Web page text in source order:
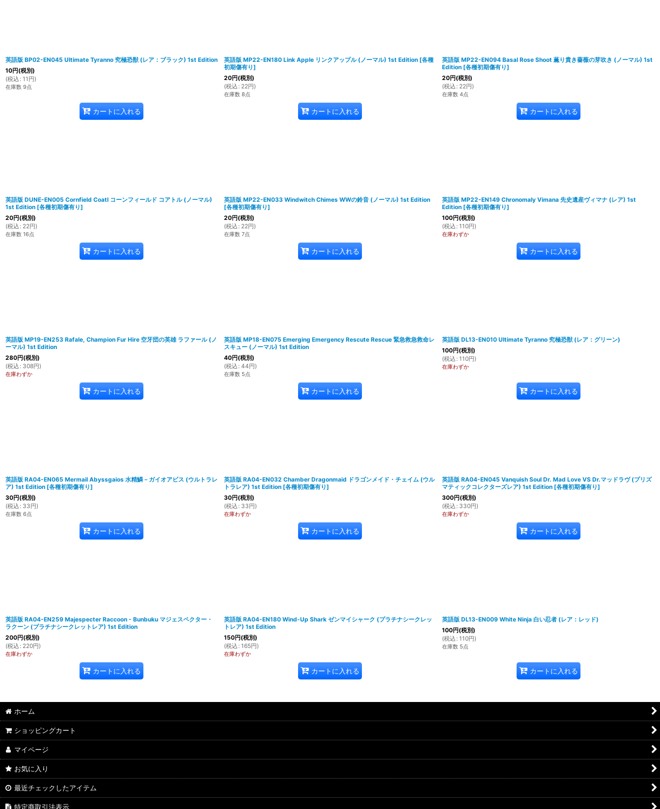
英語版 BP02-EN045 Ultimate Tyranno 究極恐獣 (レア：ブラック) 1st Edition
10円(税別)
(税込 : 11 円)
在庫数 9点
カートに入れる
英語版 MP22-EN180 Link Apple リンクアップル (ノーマル) 1st Edition [各種
初期傷有り]
20円(税別)
(税込 : 22円)
在庫数 8点
カートに入れる
英語版 MP22-EN094 Basal Rose Shoot 薫り貴き薔薇の芽吹き (ノーマル) 1st
Edition [各種初期傷有り]
20円(税別)
(税込 : 22円)
在庫数 4点
カートに入れる
英語版 DUNE-EN005 Cornfield Coatl コーンフィールド コアトル (ノーマル)
1st Edition [各種初期傷有り]
20円(税別)
(税込 : 22円)
在庫数 16点
カートに入れる
英語版 MP22-EN033 Windwitch Chimes WWの鈴音 (ノーマル) 1st Edition
[各種初期傷有り]
20円(税別)
(税込 : 22円)
在庫数 7点
カートに入れる
英語版 MP22-EN149 Chronomaly Vimana 先史遺産ヴィマナ (レア) 1st
Edition [各種初期傷有り]
100円(税別)
(税込 : 110円)
在庫わずか
カートに入れる
英語版 MP19-EN253 Rafale, Champion Fur Hire 空牙団の英雄 ラファール (ノ
ーマル) 1st Edition
280円(税別)
(税込 : 308円)
在庫わずか
カートに入れる
英語版 MP18-EN075 Emerging Emergency Rescute Rescue 緊急救急救命レ
スキュー (ノーマル) 1st Edition
40円(税別)
(税込 : 44円)
在庫数 5点
カートに入れる
英語版 DL13-EN010 Ultimate Tyranno 究極恐獣 (レア：グリーン)
100円(税別)
(税込 : 110円)
在庫わずか
カートに入れる
英語版 RA04-EN065 Mermail Abyssgaios 水精鱗－ガイオアビス (ウルトラレ
ア) 1st Edition [各種初期傷有り]
30円(税別)
(税込 : 33円)
在庫数 6点
カートに入れる
英語版 RA04-EN032 Chamber Dragonmaid ドラゴンメイド・チェイム (ウル
トラレア) 1st Edition [各種初期傷有り]
30円(税別)
(税込 : 33円)
在庫わずか
カートに入れる
英語版 RA04-EN045 Vanquish Soul Dr. Mad Love VS Dr.マッドラヴ (プリズ
マティックコレクターズレア) 1st Edition [各種初期傷有り]
300円(税別)
(税込 : 330円)
在庫わずか
カートに入れる
英語版 RA04-EN259 Majespecter Raccoon - Bunbuku マジェスペクター・
ラクーン (プラチナシークレットレア) 1st Edition
200円(税別)
(税込 : 220円)
在庫わずか
カートに入れる
英語版 RA04-EN180 Wind-Up Shark ゼンマイシャーク (プラチナシークレッ
トレア) 1st Edition
150円(税別)
(税込 : 165円)
在庫わずか
カートに入れる
英語版 DL13-EN009 White Ninja 白い忍者 (レア：レッド)
100円(税別)
(税込 : 110円)
在庫数 5点
カートに入れる
ホーム
ショッピングカート
マイページ
お気に入り
最近チェックしたアイテム
特定商取引法表示